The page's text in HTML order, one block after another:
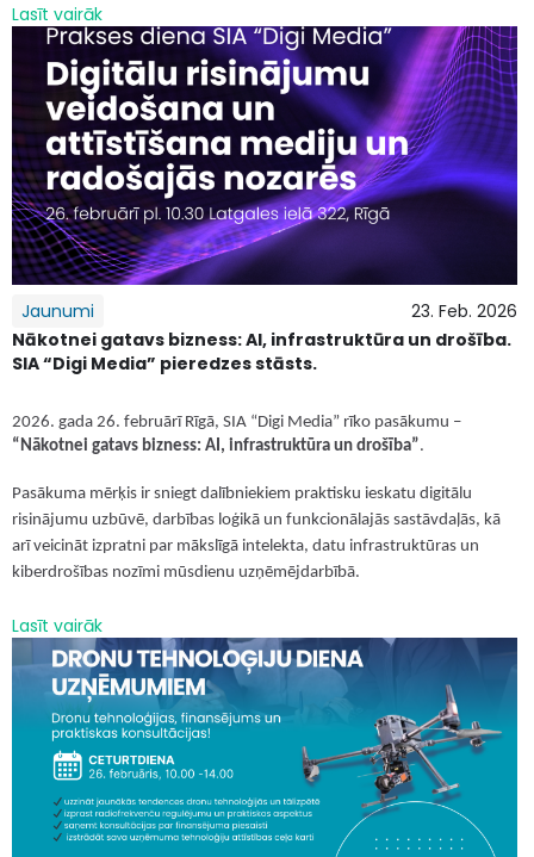
Lasīt vairāk
Jaunumi
23. Feb. 2026
Nākotnei gatavs bizness: AI, infrastruktūra un drošība.
SIA “Digi Media” pieredzes stāsts.
2026. gada 26. februārī Rīgā, SIA “Digi Media” rīko pasākumu –
“Nākotnei gatavs bizness: AI, infrastruktūra un drošība”.
Pasākuma mērķis ir sniegt dalībniekiem praktisku ieskatu digitālu
risinājumu uzbūvē, darbības loģikā un funkcionālajās sastāvdaļās, kā
arī veicināt izpratni par mākslīgā intelekta, datu infrastruktūras un
kiberdrošības nozīmi mūsdienu uzņēmējdarbībā.
Lasīt vairāk